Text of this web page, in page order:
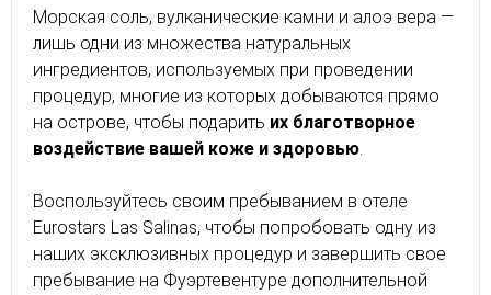
Морская соль, вулканические камни и алоэ вера —
лишь одни из множества натуральных
ингредиентов, используемых при проведении
процедур, многие из которых добываются прямо
на острове, чтобы подарить их благотворное
воздействие вашей коже и здоровью.
Воспользуйтесь своим пребыванием в отеле
Eurostars Las Salinas, чтобы попробовать одну из
наших эксклюзивных процедур и завершить свое
пребывание на Фуэртевентуре дополнительной